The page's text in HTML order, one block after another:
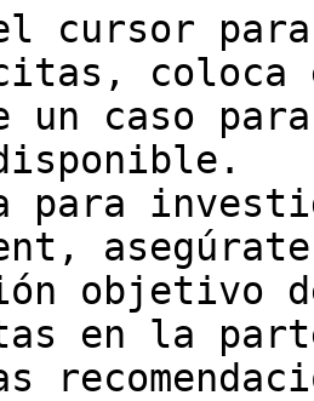
cursor
coloca
un caso
para
objetivo
en la